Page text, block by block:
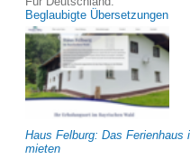
Beglaubigte Übersetzungen
Haus Felburg: Das
mieten